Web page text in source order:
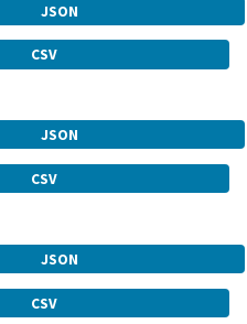
JSON
CSV
JSON
CSV
JSON
CSV